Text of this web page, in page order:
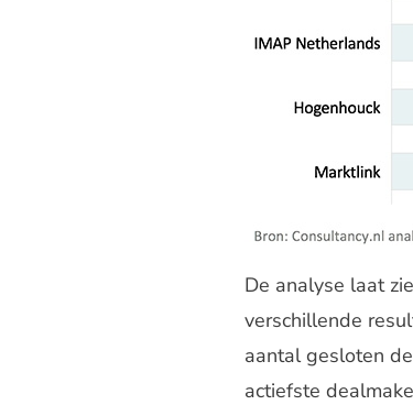
De analyse laat
verschillende
aantal gesloten
actiefste